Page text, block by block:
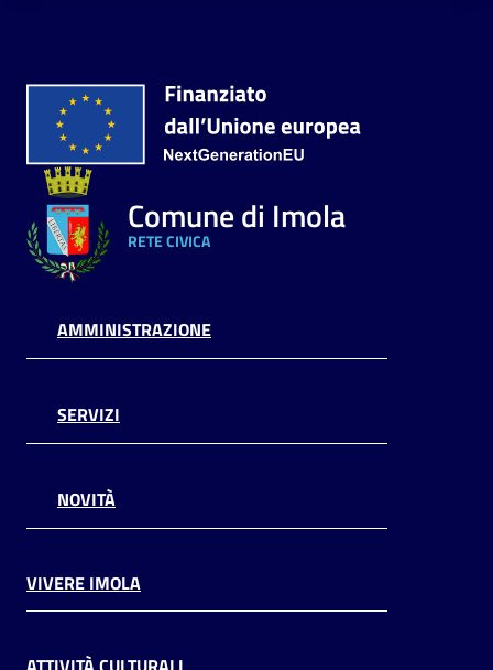
Comune di Imola
RETE CIVICA
AMMINISTRAZIONE
SERVIZI
NOVITÀ
VIVERE IMOLA